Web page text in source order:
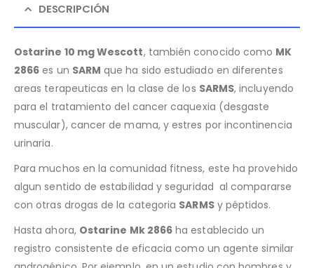
DESCRIPCIÓN
Ostarine 10 mg Wescott, también conocido como MK
2866 es un SARM que ha sido estudiado en diferentes
areas terapeuticas en la clase de los SARMS, incluyendo
para el tratamiento del cancer caquexia (desgaste
muscular), cancer de mama, y estres por incontinencia
urinaria.
Para muchos en la comunidad fitness, este ha provehido
algun sentido de estabilidad y seguridad al compararse
con otras drogas de la categoria SARMSy péptidos.
Hasta ahora, Ostarine Mk 2866 ha establecido un
registro consistente de eficacia como un agente similar